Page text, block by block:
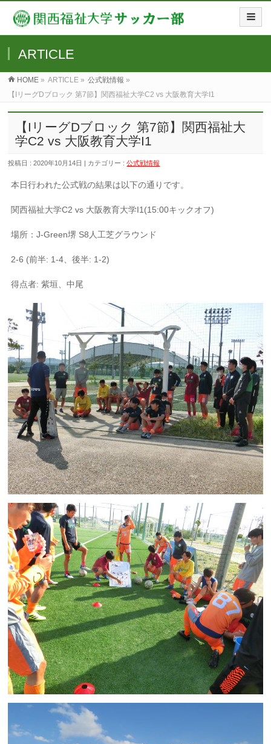
ARTICLE
HOME » ARTICLE » 公式戦情報 »
【IリーグDブロック 第7節】関西福祉大学C2 vs 大阪教育大学I1
【IリーグDブロック 第7節】関西福祉大
学C2 vs 大阪教育大学I1
投稿日 : 2020年10月14日 | カテゴリー :公式戦情報
本日行われた公式戦の結果は以下の通りです。
関西福祉大学C2 vs 大阪教育大学I1(15:00キックオフ)
場所：J-Green堺 S8人工芝グラウンド
2-6 (前半: 1-4、後半: 1-2)
得点者: 紫垣、中尾